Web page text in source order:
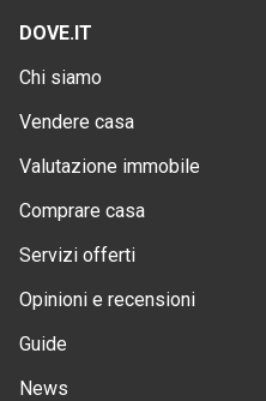
DOVE.IT
Chi siamo
Vendere casa
Valutazione immobile
Comprare casa
Servizi offerti
Opinioni e recensioni
Guide
News